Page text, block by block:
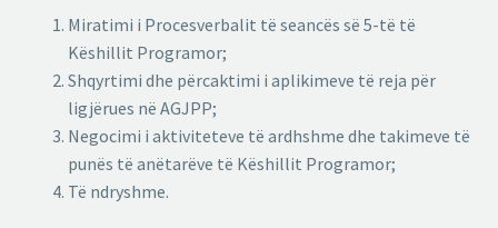
Miratimi i Procesverbalit të seancës së 5-të të
Këshillit Programor;
Shqyrtimi dhe përcaktimi i aplikimeve të reja për
ligjërues në AGJPP;
Negocimi i aktiviteteve të ardhshme dhe takimeve të
punës të anëtarëve të Këshillit Programor;
Të ndryshme.